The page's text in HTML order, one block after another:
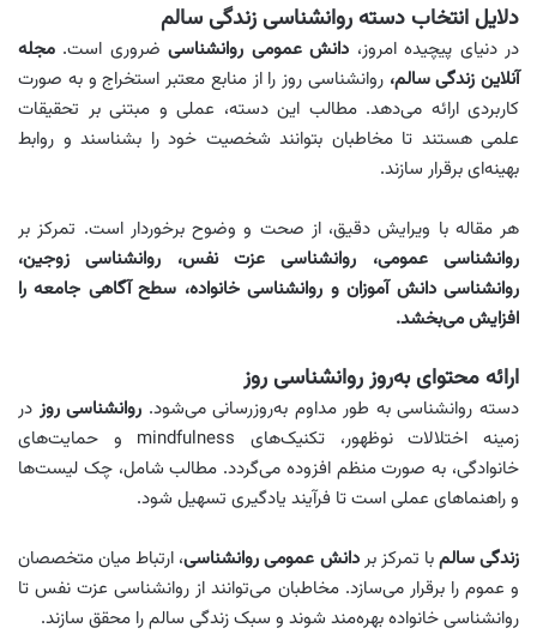
دلایل انتخاب دسته روانشناسی زندگی سالم
در دنیای پیچیده امروز، دانش عمومی روانشناسیضروری است. مجله
آنلاین زندگی سالم، روانشناسی روز را از منابع معتبر استخراج و به صورت
کاربردی ارائه می‌دهد. مطالب این دسته، عملی و مبتنی بر تحقیقات
علمی هستند تا مخاطبان بتوانند شخصیت خود را بشناسند و روابط
بهینه‌ای برقرار سازند.
هر مقاله با ویرایش دقیق، از صحت و وضوح برخوردار است. تمرکز بر
روانشناسی عمومی، روانشناسی عزت نفس، روانشناسی زوجین،
روانشناسی دانش آموزان و روانشناسی خانواده، سطح آگاهی جامعه را
افزایش می‌بخشد.
ارائه محتوای به‌روز روانشناسی روز
دسته روانشناسی به طور مداوم به‌روزرسانی می‌شود. روانشناسی روز در
زمینه اختلالات نوظهور، تکنیک‌های mindfulness و حمایت‌های
خانوادگی، به صورت منظم افزوده می‌گردد. مطالب شامل، چک‌ لیست‌ها
و راهنماهای عملی است تا فرآیند یادگیری تسهیل شود.
زندگی سالمبا تمرکز بردانش عمومی روانشناسی، ارتباط میان متخصصان
و عموم را برقرار می‌سازد. مخاطبان می‌توانند از روانشناسی عزت نفس تا
روانشناسی خانواده بهره‌مند شوند و سبک زندگی سالم را محقق سازند.